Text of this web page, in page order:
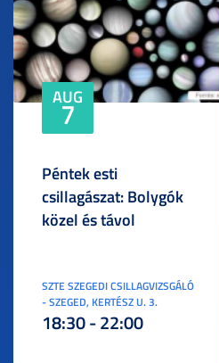
AUG
7
Péntek esti
csillagászat: Bolygók
közel és távol
SZTE SZEGEDI CSILLAGVIZSGÁLÓ
- SZEGED, KERTÉSZ U. 3.
18:30 - 22:00